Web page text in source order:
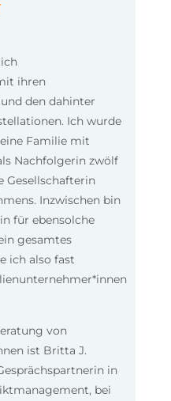
ihren
den dahinter
Ich wurde
Familie mit
Nachfolgerin zwölf
Gesellschafterin
Inzwischen bin
für ebensolche
gesamtes
ich also fast
von
ist Britta J.
in
bei